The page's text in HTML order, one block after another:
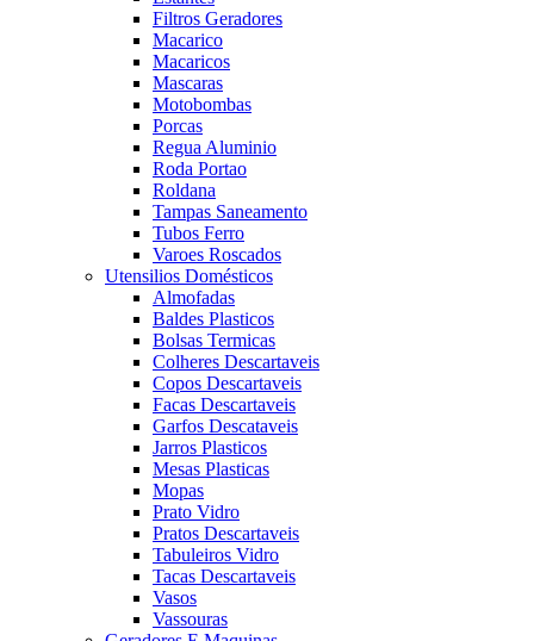
Filtros Geradores
Macarico
Macaricos
Mascaras
Motobombas
Porcas
Regua Aluminio
Roda Portao
Roldana
Tampas Saneamento
Tubos Ferro
Varoes Roscados
Utensilios Domésticos
Almofadas
Baldes Plasticos
Bolsas Termicas
Colheres Descartaveis
Copos Descartaveis
Facas Descartaveis
Garfos Descataveis
Jarros Plasticos
Mesas Plasticas
Mopas
Prato Vidro
Pratos Descartaveis
Tabuleiros Vidro
Tacas Descartaveis
Vasos
Vassouras